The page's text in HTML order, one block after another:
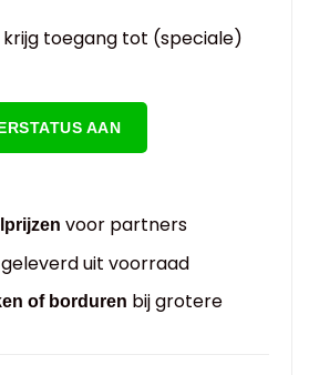
toegang tot (speciale)
AAN
voor partners
uit voorraad
of borduren bij grotere